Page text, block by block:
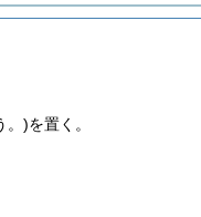
。)を置く。